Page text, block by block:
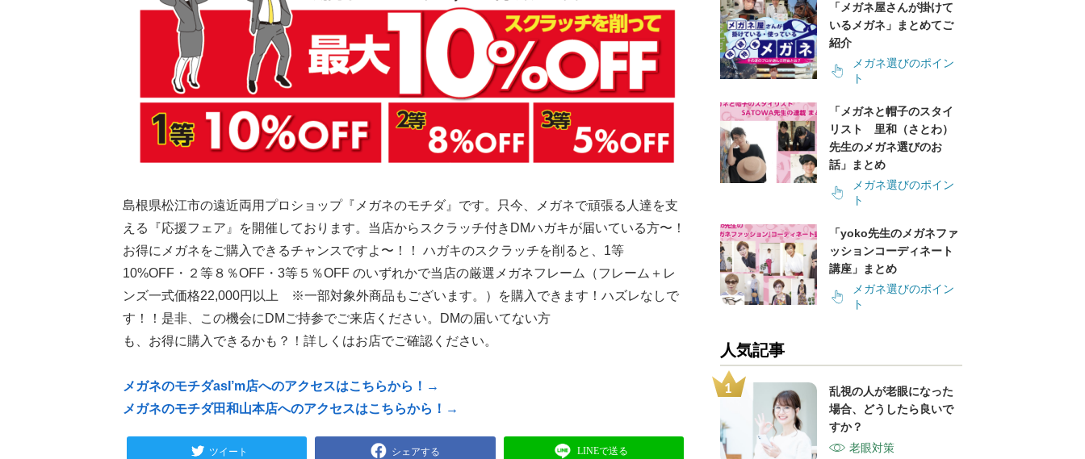
島根県松江市の遠近両用プロショップ『メガネのモチダ』です。只今、メガネで頑張る人達を支
える『応援フェア』を開催しております。当店からスクラッチ付きDMハガキが届いている方〜！
お得にメガネをご購入できるチャンスですよ〜！！ ハガキのスクラッチを削ると、1等
10%OFF・２等８％OFF・3等５％OFF のいずれかで当店の厳選メガネフレーム（フレーム＋レ
ンズ一式価格22,000円以上 ※一部対象外商品もございます。）を購入できます！ハズレなしで
す！！是非、この機会にDMご持参でご来店ください。DMの届いてない方
も、お得に購入できるかも？！詳しくはお店でご確認ください。
メガネのモチダasI’m店へのアクセスはこちらから！→
メガネのモチダ田和山本店へのアクセスはこちらから！→
「メガネ屋さんが掛けて
いるメガネ」まとめてご
紹介
メガネ選びのポイン
ト
「メガネと帽子のスタイ
リスト 里和（さとわ）
先生のメガネ選びのお
話」まとめ
メガネ選びのポイン
ト
「yoko先生のメガネファ
ッションコーディネート
講座」まとめ
メガネ選びのポイン
ト
人気記事
乱視の人が老眼になった
場合、どうしたら良いで
すか？
老眼対策